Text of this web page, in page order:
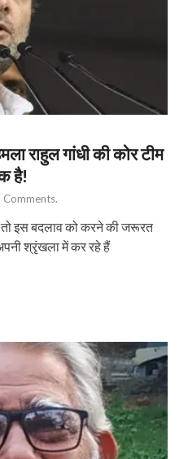
राहुल गांधी की कोर टीम
है!
Comments.
तो इस बदलाव को करने की जरूरत
श्रृंखला में कर रहे हैं